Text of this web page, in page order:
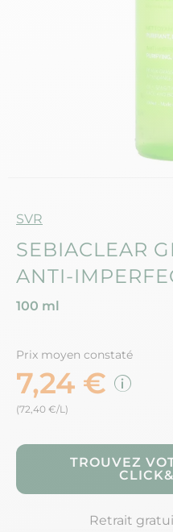
Marque
SVR
SEBIACLEAR
ANTI-
100 ml
Prix moyen constaté
7,24 €
(72,40 €/L)
TROUVEZ
Retrait